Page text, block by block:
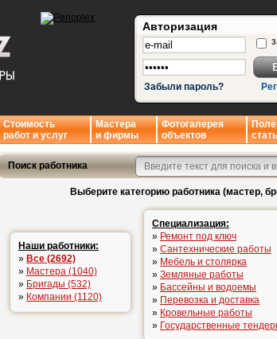
Авторизация
Забыли пароль?
Стоимость
работ и услуг
Мастера
и фирмы
Фотогалерея
объектов
Поиск работника
Выберите категорию работника (мастер,
Наши работники:
» Все (2692)
» Мастера (1040)
» Бригады (532)
» Компании (1120)
Специализация:
» Ремонт под ключ
» Сантехнические работы
» Мебель и столярка
» Земляные работы
» Бассейны и водоемы
» Перевозка и доставка
» Кровельные работы
» Государственные